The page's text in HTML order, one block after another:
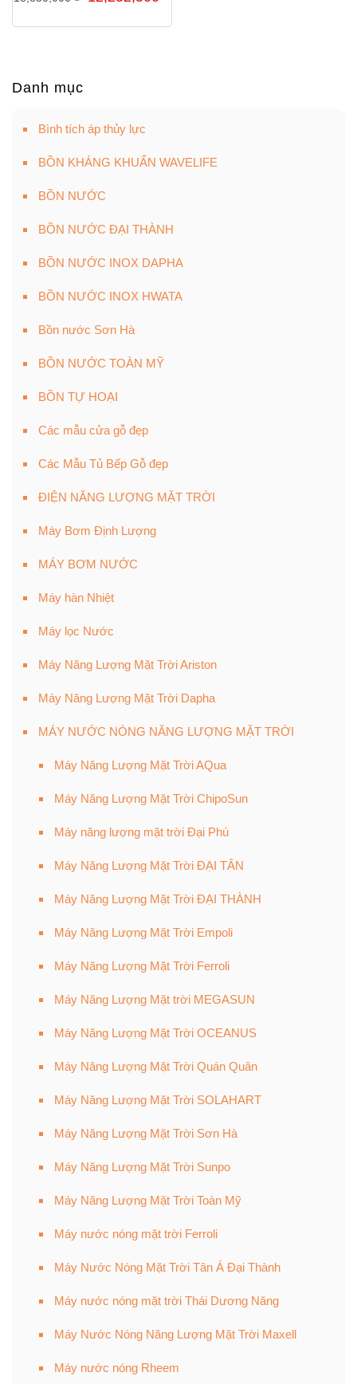
Danh mục
Bình tích áp thủy lực
BỒN KHÁNG KHUẨN WAVELIFE
BỒN NƯỚC
BỒN NƯỚC ĐẠI THÀNH
BỒN NƯỚC INOX DAPHA
BỒN NƯỚC INOX HWATA
Bồn nước Sơn Hà
BỒN NƯỚC TOÀN MỸ
BỒN TỰ HOẠI
Các mẫu cửa gỗ đẹp
Các Mẫu Tủ Bếp Gỗ đẹp
ĐIỆN NĂNG LƯỢNG MẶT TRỜI
Máy Bơm Định Lượng
MÁY BƠM NƯỚC
Máy hàn Nhiệt
Máy lọc Nước
Máy Năng Lượng Mặt Trời Ariston
Máy Năng Lượng Mặt Trời Dapha
MÁY NƯỚC NÓNG NĂNG LƯỢNG MẶT TRỜI
Máy Năng Lượng Mặt Trời AQua
Máy Năng Lượng Mặt Trời ChipoSun
Máy năng lượng mặt trời Đại Phú
Máy Năng Lượng Mặt Trời ĐẠI TÂN
Máy Năng Lượng Mặt Trời ĐẠI THÀNH
Máy Năng Lượng Mặt Trời Empoli
Máy Năng Lượng Mặt Trời Ferroli
Máy Năng Lượng Mặt trời MEGASUN
Máy Năng Lượng Mặt Trời OCEANUS
Máy Năng Lượng Mặt Trời Quán Quân
Máy Năng Lượng Mặt Trời SOLAHART
Máy Năng Lượng Mặt Trời Sơn Hà
Máy Năng Lượng Mặt Trời Sunpo
Máy Năng Lượng Mặt Trời Toàn Mỹ
Máy nước nóng mặt trời Ferroli
Máy Nước Nóng Mặt Trời Tân Á Đại Thành
Máy nước nóng mặt trời Thái Dương Năng
Máy Nước Nóng Năng Lượng Mặt Trời Maxell
Máy nước nóng Rheem